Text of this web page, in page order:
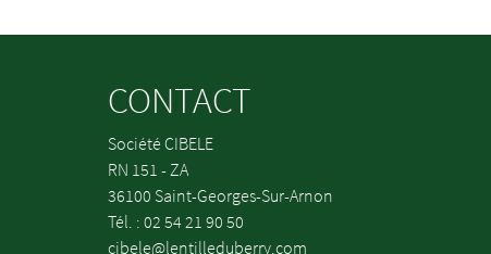
CONTACT
Société CIBELE
RN 151 - ZA
36100 Saint-Georges-Sur-Arnon
Tél. : 02 54 21 90 50
cibele@lentilleduberry.com